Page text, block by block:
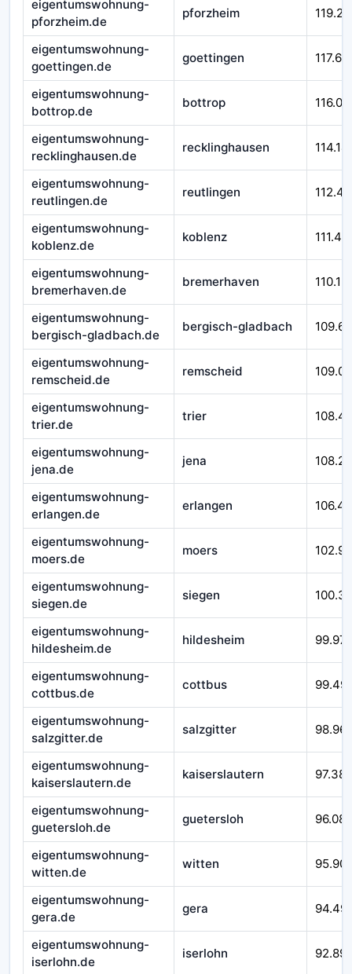
eigentumswohnung-
pforzheim.de
pforzheim
eigentumswohnung-
goettingen.de
goettingen
eigentumswohnung-
bottrop.de
bottrop
eigentumswohnung-
recklinghausen.de
recklinghausen
eigentumswohnung-
reutlingen.de
reutlingen
eigentumswohnung-
koblenz.de
koblenz
eigentumswohnung-
bremerhaven.de
bremerhaven
eigentumswohnung-
bergisch-gladbach.de
bergisch-gladbach
eigentumswohnung-
remscheid.de
remscheid
eigentumswohnung-
trier.de
trier
eigentumswohnung-
jena.de
jena
eigentumswohnung-
erlangen.de
erlangen
eigentumswohnung-
moers.de
moers
eigentumswohnung-
siegen.de
siegen
eigentumswohnung-
hildesheim.de
hildesheim
eigentumswohnung-
cottbus.de
cottbus 99.491
eigentumswohnung-
salzgitter.de
salzgitter
eigentumswohnung-
kaiserslautern.de
kaiserslautern 97.382
eigentumswohnung-
guetersloh.de
guetersloh 96.085
eigentumswohnung-
witten.de
witten
eigentumswohnung-
gera.de
gera
eigentumswohnung-
iserlohn.de
iserlohn